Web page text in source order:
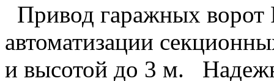
Привод гаражных ворот
автоматизации
и высотой до 3 м.